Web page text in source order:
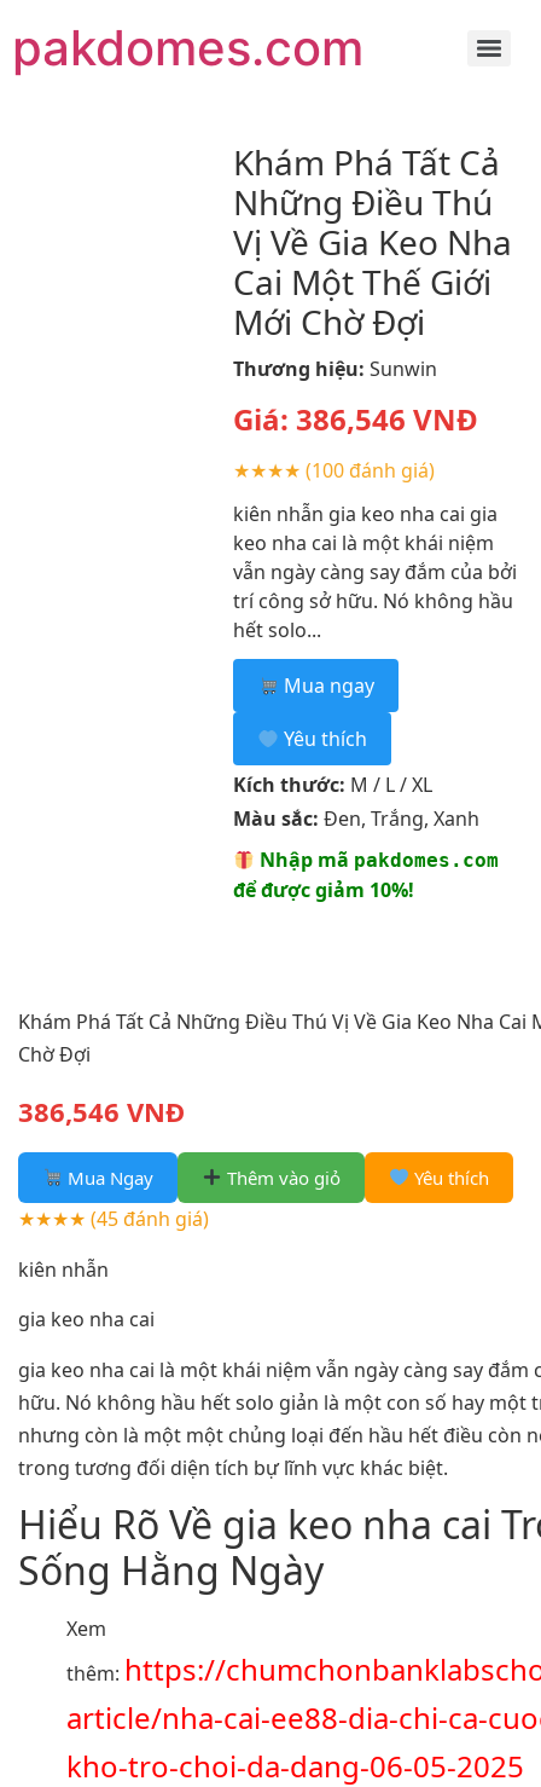
pakdomes.com
Khám Phá Tất Cả
Những Điều Thú
Vị Về Gia Keo Nha
Cai Một Thế Giới
Mới Chờ Đợi
Thương hiệu: Sunwin
Giá: 386,546 VNĐ
★★★★ (100 đánh giá)
kiên nhẫn gia keo nha cai gia
keo nha cai là một khái niệm
vẫn ngày càng say đắm của bởi
trí công sở hữu. Nó không hầu
hết solo...
Mua ngay
Yêu thích
Kích thước: M / L / XL
Màu sắc: Đen, Trắng, Xanh
Nhập mã pakdomes.com
để được giảm 10%!
Khám Phá Tất Cả Những Điều Thú Vị Về Gia Keo Nha Cai
Chờ Đợi
386,546 VNĐ
Mua Ngay Thêm vào giỏ Yêu thích
★★★★ (45 đánh giá)
kiên nhẫn
gia keo nha cai
gia keo nha cai là một khái niệm vẫn ngày càng say đắm
hữu. Nó không hầu hết solo giản là một con số hay một
nhưng còn là một một chủng loại đến hầu hết điều còn
trong tương đối diện tích bự lĩnh vực khác biệt.
Hiểu Rõ Về gia keo nha cai
Sống Hằng Ngày
Xem
thêm: https://
article/nha-cai-ee88-dia-chi-ca-
kho-tro-choi-da-dang-06-05-2025